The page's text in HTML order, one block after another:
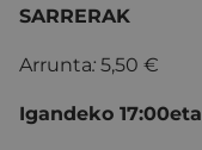
SARRERAK
Arrunta: 5,50 €
Igandeko